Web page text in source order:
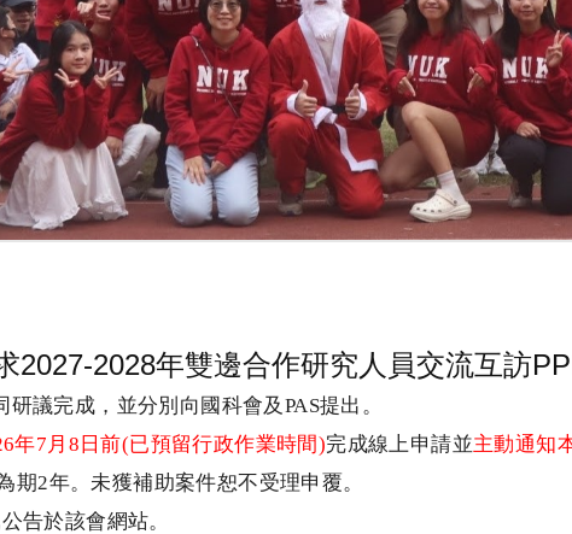
2027-2028年雙邊合作研究人員交流互訪
議完成，並分別向國科會及 PAS提出。
年7 月 8 日前(已預留行政作業時間)完成線上申請並主動通知
期2年。未獲補助案件恕不受理申覆。
告於該會網站。